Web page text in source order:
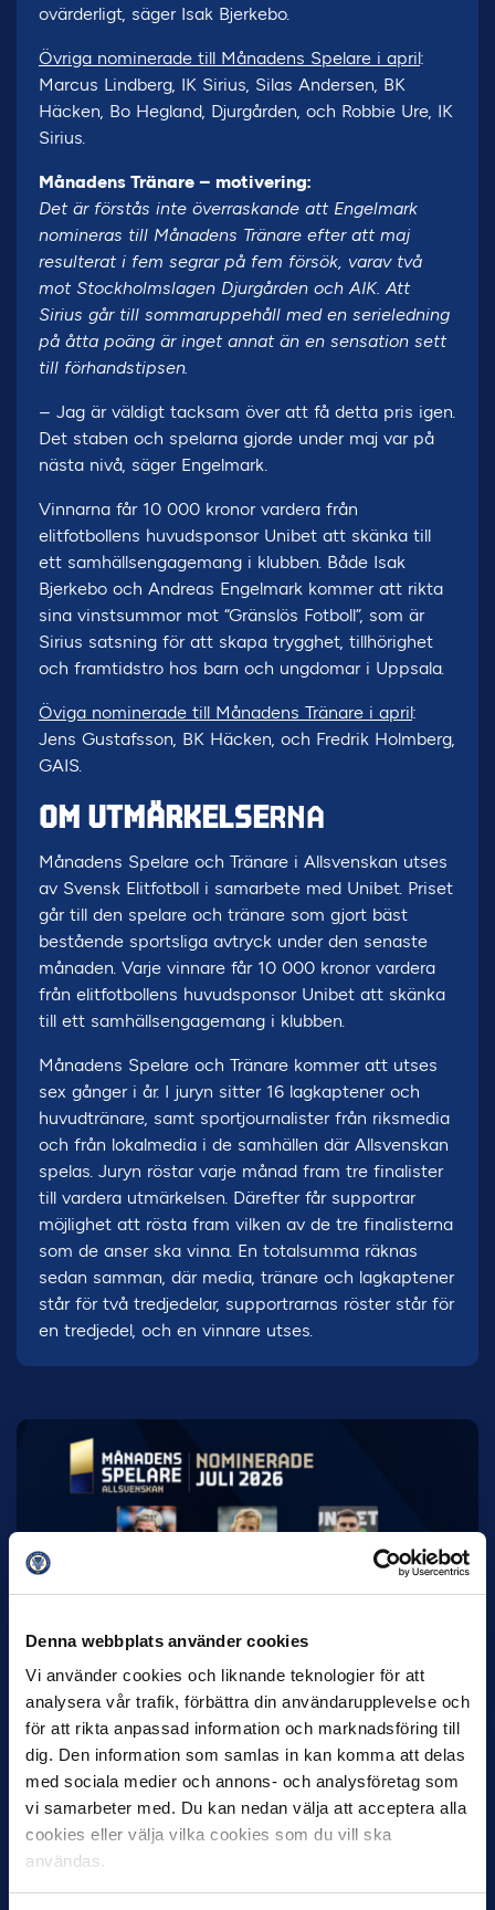
Denna webbplats använder cookies
Vi använder cookies och liknande teknologier för att
analysera vår trafik, förbättra din användarupplevelse och
för att rikta anpassad information och marknadsföring till
dig. Den information som samlas in kan komma att delas
med sociala medier och annons- och analysföretag som
vi samarbeter med. Du kan nedan välja att acceptera alla
cookies eller välja vilka cookies som du vill ska
användas.
ovärderligt, säger Isak Bjerkebo.
Övriga nominerade till Månadens Spelare i april:
Marcus Lindberg, IK Sirius, Silas Andersen, BK
Häcken, Bo Hegland, Djurgården, och Robbie Ure, IK
Sirius.
Månadens Tränare – motivering:
Det är förstås inte överraskande att Engelmark
nomineras till Månadens Tränare efter att maj
resulterat i fem segrar på fem försök, varav två
mot Stockholmslagen Djurgården och AIK. Att
Sirius går till sommaruppehåll med en serieledning
på åtta poäng är inget annat än en sensation sett
till förhandstipsen.
– Jag är väldigt tacksam över att få detta pris igen.
Det staben och spelarna gjorde under maj var på
nästa nivå, säger Engelmark.
Vinnarna får 10 000 kronor vardera från
elitfotbollens huvudsponsor Unibet att skänka till
ett samhällsengagemang i klubben. Både Isak
Bjerkebo och Andreas Engelmark kommer att rikta
sina vinstsummor mot “Gränslös Fotboll”, som är
Sirius satsning för att skapa trygghet, tillhörighet
och framtidstro hos barn och ungdomar i Uppsala.
Öviga nominerade till Månadens Tränare i april:
Jens Gustafsson, BK Häcken, och Fredrik Holmberg,
GAIS.
OM UTMÄRKELSERNA
Månadens Spelare och Tränare i Allsvenskan utses
av Svensk Elitfotboll i samarbete med Unibet. Priset
går till den spelare och tränare som gjort bäst
bestående sportsliga avtryck under den senaste
månaden. Varje vinnare får 10 000 kronor vardera
från elitfotbollens huvudsponsor Unibet att skänka
till ett samhällsengagemang i klubben.
Månadens Spelare och Tränare kommer att utses
sex gånger i år. I juryn sitter 16 lagkaptener och
huvudtränare, samt sportjournalister från riksmedia
och från lokalmedia i de samhällen där Allsvenskan
spelas. Juryn röstar varje månad fram tre finalister
till vardera utmärkelsen. Därefter får supportrar
möjlighet att rösta fram vilken av de tre finalisterna
som de anser ska vinna. En totalsumma räknas
sedan samman, där media, tränare och lagkaptener
står för två tredjedelar, supportrarnas röster står för
en tredjedel, och en vinnare utses.
Rösta på Månadens Spelare & Tränare i
juli
överlägsna serieledning. Det avspeglas även i nomineringarna
till…
27 JULI
Joachim Björklund tar över IFK Göteborg